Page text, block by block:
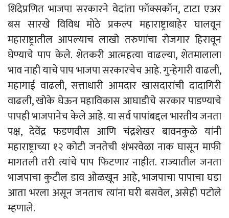
शिंदेप्रणित भाजपा सरकारने वेदांता फॉक्सकॉन, टाटा एअर
बस सारखे विविध मोठे प्रकल्प महाराष्ट्राबाहेर घालवून
महाराष्ट्रातील आपल्याच लाखो तरुणांचा रोजगार हिरावून
घेण्याचे पाप केले. शेतकरी आत्महत्या वाढल्या, शेतमालाला
भाव नाही याचे पाप भाजपा सरकारचेच आहे. गुन्हेगारी वाढली,
महागाई वाढली, सत्ताधारी आमदार खासदारांची दादागिरी
वाढली, खोके घेऊन महाविकास आघाडीचे सरकार पाडण्याचे
पापही भाजपानेच केले आहे. या सर्व पापांबद्दल भारतीय जनता
पक्ष, देवेंद्र फडणवीस आणि चंद्रशेखर बावनकुळे यांनी
महाराष्ट्राच्या १२ कोटी जनतेची शंभरवेळा नाक घासून माफी
मागतली तरी त्यांचे पाप फिटणार नाहीत. राज्यातील जनता
भाजपाचा कुटील डाव ओळखून आहे, भाजपाचा पापाचा घडा
आता भरला असून जनताच त्यांना घरी बसवेल, असेही पटोले
म्हणाले.